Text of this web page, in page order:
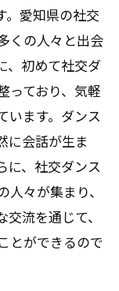
。愛知県の社交
くの人々と出会
、初めて社交ダ
っており、気軽
います。ダンス
に会話が生ま
に、社交ダンス
々が集まり、
流を通じて、
とができるので